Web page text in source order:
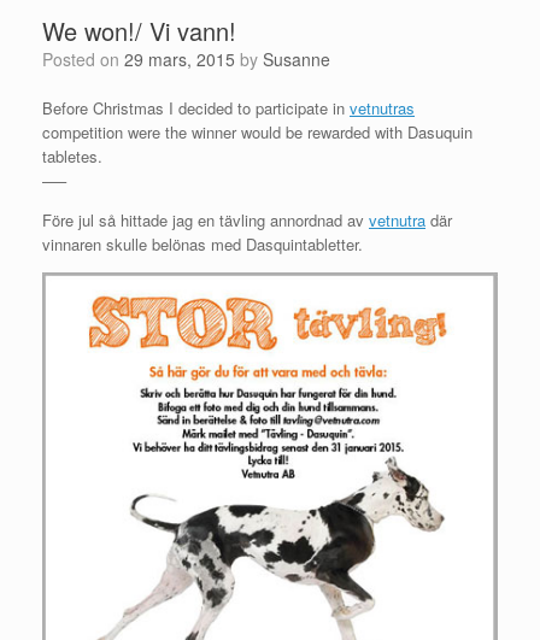
We won!/ Vi vann!
Posted on 29 mars, 2015 by Susanne
Before Christmas I decided to participate in vetnutras
competition were the winner would be rewarded with Dasuquin
tabletes.
—–
Före jul så hittade jag en tävling annordnad av vetnutra där
vinnaren skulle belönas med Dasquintabletter.